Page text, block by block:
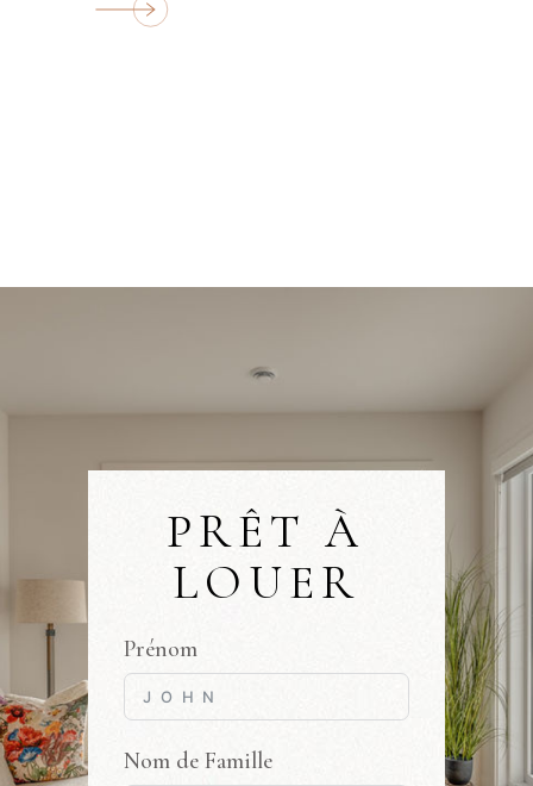
PRÊT À
LOUER
Prénom
Nom de Famille